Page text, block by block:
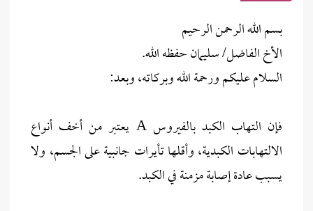
بسم الله الرحمن الرحيم
الأخ الفاضل/ سليمان حفظه الله.
السلام عليكم ورحمة الله وبركاته، وبعد:
فإن التهاب الكبد بالفيروس A يعتبر من أخف أنواع
الالتهابات الكبدية، وأقلها تأيرات جانبية على الجسم، ولا
يسبب عادة إصابة مزمنة في الكبد.